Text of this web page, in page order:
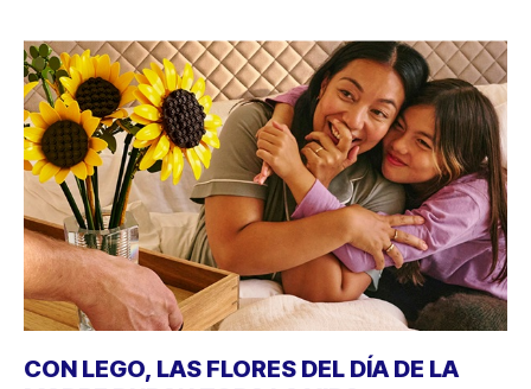
CON LEGO, LAS FLORES DEL DÍA DE LA